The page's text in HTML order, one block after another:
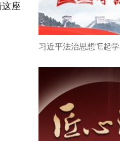
座
习近平法治思想“E起学